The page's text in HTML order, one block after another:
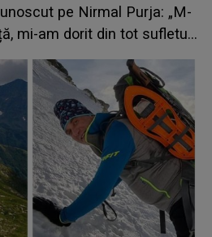
pe Nirmal Purja: „M-
mi-am dorit din tot sufletul